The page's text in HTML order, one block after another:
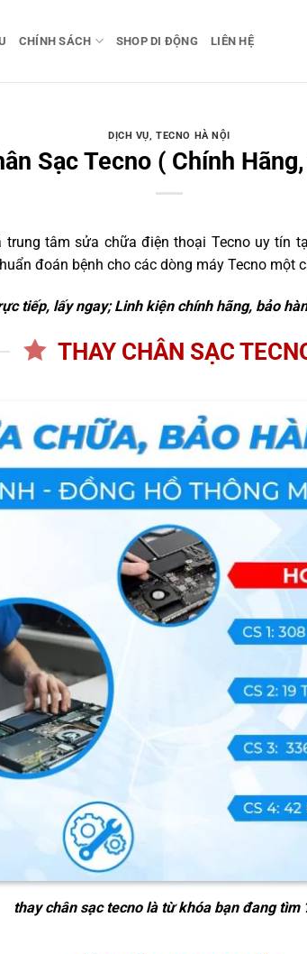
CHÍNH SÁCH SHOP DI ĐỘNG LIÊN HỆ
DỊCH VỤ,TECNO HÀ NỘI
Sạc Tecno ( Chính
tâm sửa chữa điện thoại Tecno uy tín
đoán bệnh cho các dòng máy Tecno một
tiếp, lấy ngay; Linh kiện chính hãng, bảo
THAY CHÂN SẠC
thay chân sạc tecnolà từ khóa bạn đang tìm